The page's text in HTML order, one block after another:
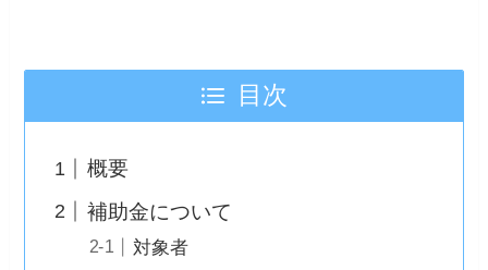
目次
概要
補助金について
対象者